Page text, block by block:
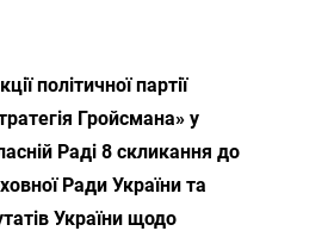
політичної партії
Гройсмана» у
Раді 8 скликання до
Ради України та
України щодо